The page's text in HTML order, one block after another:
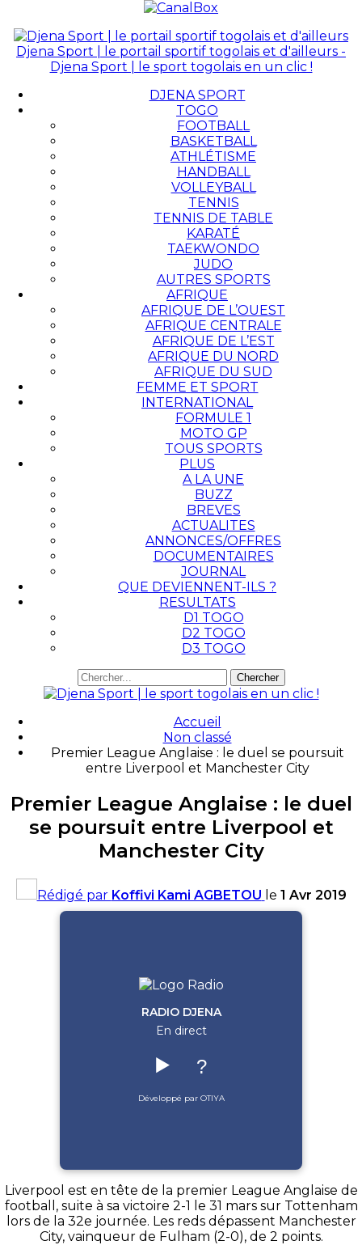
Djena Sport | le portail sportif togolais et d'ailleurs -
Djena Sport | le sport togolais en un clic !
DJENA SPORT
TOGO
FOOTBALL
BASKETBALL
ATHLÉTISME
HANDBALL
VOLLEYBALL
TENNIS
TENNIS DE TABLE
KARATÉ
TAEKWONDO
JUDO
AUTRES SPORTS
AFRIQUE
AFRIQUE DE L’OUEST
AFRIQUE CENTRALE
AFRIQUE DE L’EST
AFRIQUE DU NORD
AFRIQUE DU SUD
FEMME ET SPORT
INTERNATIONAL
FORMULE 1
MOTO GP
TOUS SPORTS
PLUS
A LA UNE
BUZZ
BREVES
ACTUALITES
ANNONCES/OFFRES
DOCUMENTAIRES
JOURNAL
QUE DEVIENNENT-ILS ?
RESULTATS
D1 TOGO
D2 TOGO
D3 TOGO
Accueil
Non classé
Premier League Anglaise : le duel se poursuit
entre Liverpool et Manchester City
Premier League Anglaise : le duel
se poursuit entre Liverpool et
Manchester City
Rédigé par Koffivi Kami AGBETOU le 1 Avr 2019
RADIO DJENA
En direct
▶️ ?
Développé par OTIYA
Liverpool est en tête de la premier League Anglaise de
football, suite à sa victoire 2-1 le 31 mars sur Tottenham
lors de la 32e journée. Les reds dépassent Manchester
City, vainqueur de Fulham (2-0), de 2 points.